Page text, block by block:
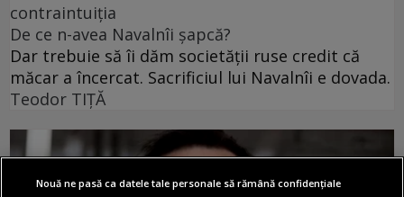
contraintuiția
De ce n-avea Navalnîi șapcă?
Dar trebuie să îi dăm societății ruse credit că
măcar a încercat. Sacrificiul lui Navalnîi e dovada.
Teodor TIŢĂ
Nouă ne pasă ca datele tale personale să rămână confidențiale